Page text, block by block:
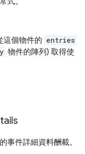
這個物件的 entries
物件的陣列) 取得使
事件詳細資料酬載。